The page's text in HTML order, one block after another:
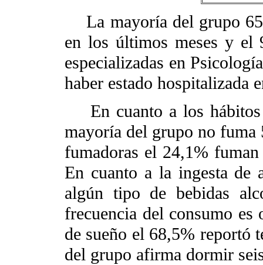
La mayoría del grupo
en los últimos meses y el
especializadas en
haber estado hospitalizada
En cuanto a los hábitos
mayoría del grupo no fuma
fumadoras el 24,1%
En cuanto a la ingesta de
algún tipo de bebidas
frecuencia del consumo
de sueño el 68,5% reportó
del grupo afirma dormir